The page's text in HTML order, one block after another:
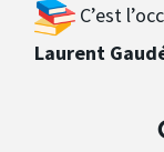
C’est
Laurent